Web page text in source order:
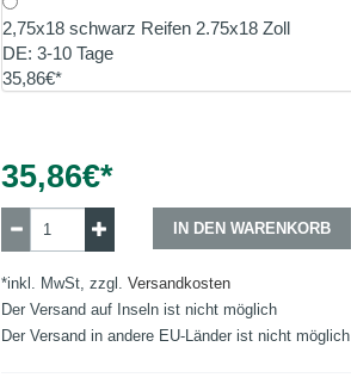
2,75x18 schwarz Reifen 2.75x18 Zoll
DE: 3-10 Tage
35,86€*
35,86€*
IN DEN WARENKORB
*inkl. MwSt, zzgl. Versandkosten
Der Versand auf Inseln ist nicht möglich
Der Versand in andere EU-Länder ist nicht möglich